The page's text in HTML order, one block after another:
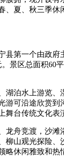
、夏、秋三季休
第一个由政府
景区总面积60
泊水上游览、
游可沿途欣赏到
舞台传统文化表
舟竞渡，沙滩
柳山观光探险、
略休闲雅致和热